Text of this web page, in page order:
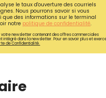
le taux d'ouverture des courriels
Nous pourrons savoir si vous
que des informations sur le terminal
notre politique de confidentialité.
newsletter contenant des offres commerciales
intégré dans la newsletter. Pour en savoir plus et
de Confidentialité.gratuitement